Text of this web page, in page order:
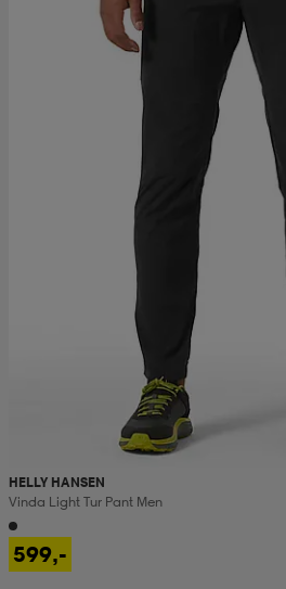
HELLY HANSEN
Vinda Light Tur Pant Men
599,-